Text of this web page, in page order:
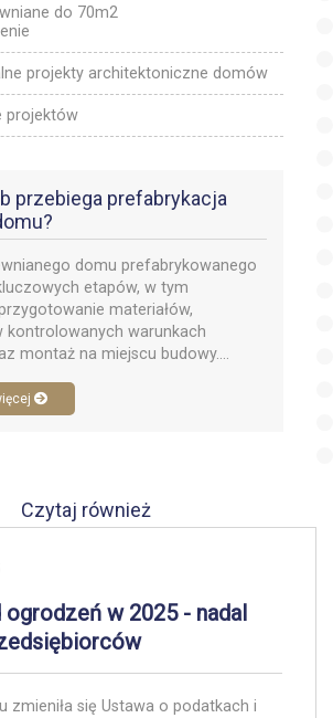
do 70m2
projekty architektoniczne domów
projektów
przebiega prefabrykacja
domu prefabrykowanego
etapów, w tym
materiałów,
kontrolowanych warunkach
montaż na miejscu budowy....
Czytaj również
ogrodzeń w 2025 - nadal
zmieniła się Ustawa o podatkach i